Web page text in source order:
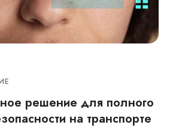
решение для полного
на транспорте